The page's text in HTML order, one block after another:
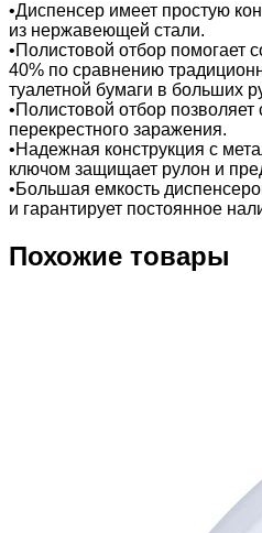
•Диспенсер имеет простую
из нержавеющей стали.
•Полистовой отбор помогает
40% по сравнению
туалетной бумаги в больших
•Полистовой отбор позволяет
перекрестного заражения.
•Надежная конструкция с
ключом защищает рулон и
•Большая емкость
и гарантирует постоянное
Похожие товары